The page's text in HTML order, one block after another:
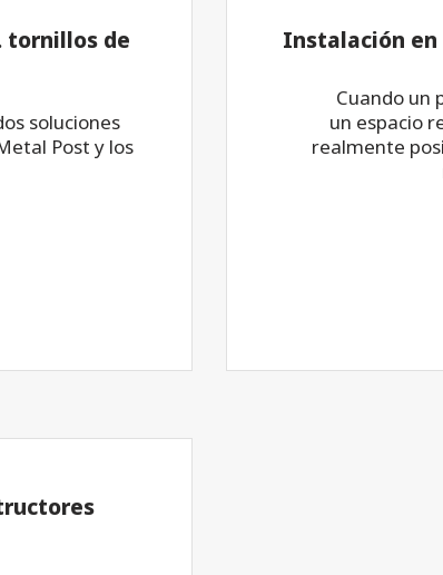
tornillos de
soluciones
Post y los
Instalación en
Cuando un
un espacio
realmente